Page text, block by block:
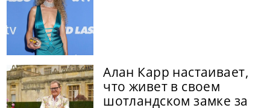
Алан Карр настаивает,
что живет в своем
шотландском замке за